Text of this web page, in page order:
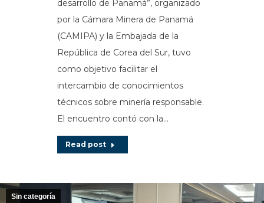
desarrollo de Panamá”, organizado
por la Cámara Minera de Panamá
(CAMIPA) y la Embajada de la
República de Corea del Sur, tuvo
como objetivo facilitar el
intercambio de conocimientos
técnicos sobre minería responsable.
El encuentro contó con la…
Read post
Sin categoría